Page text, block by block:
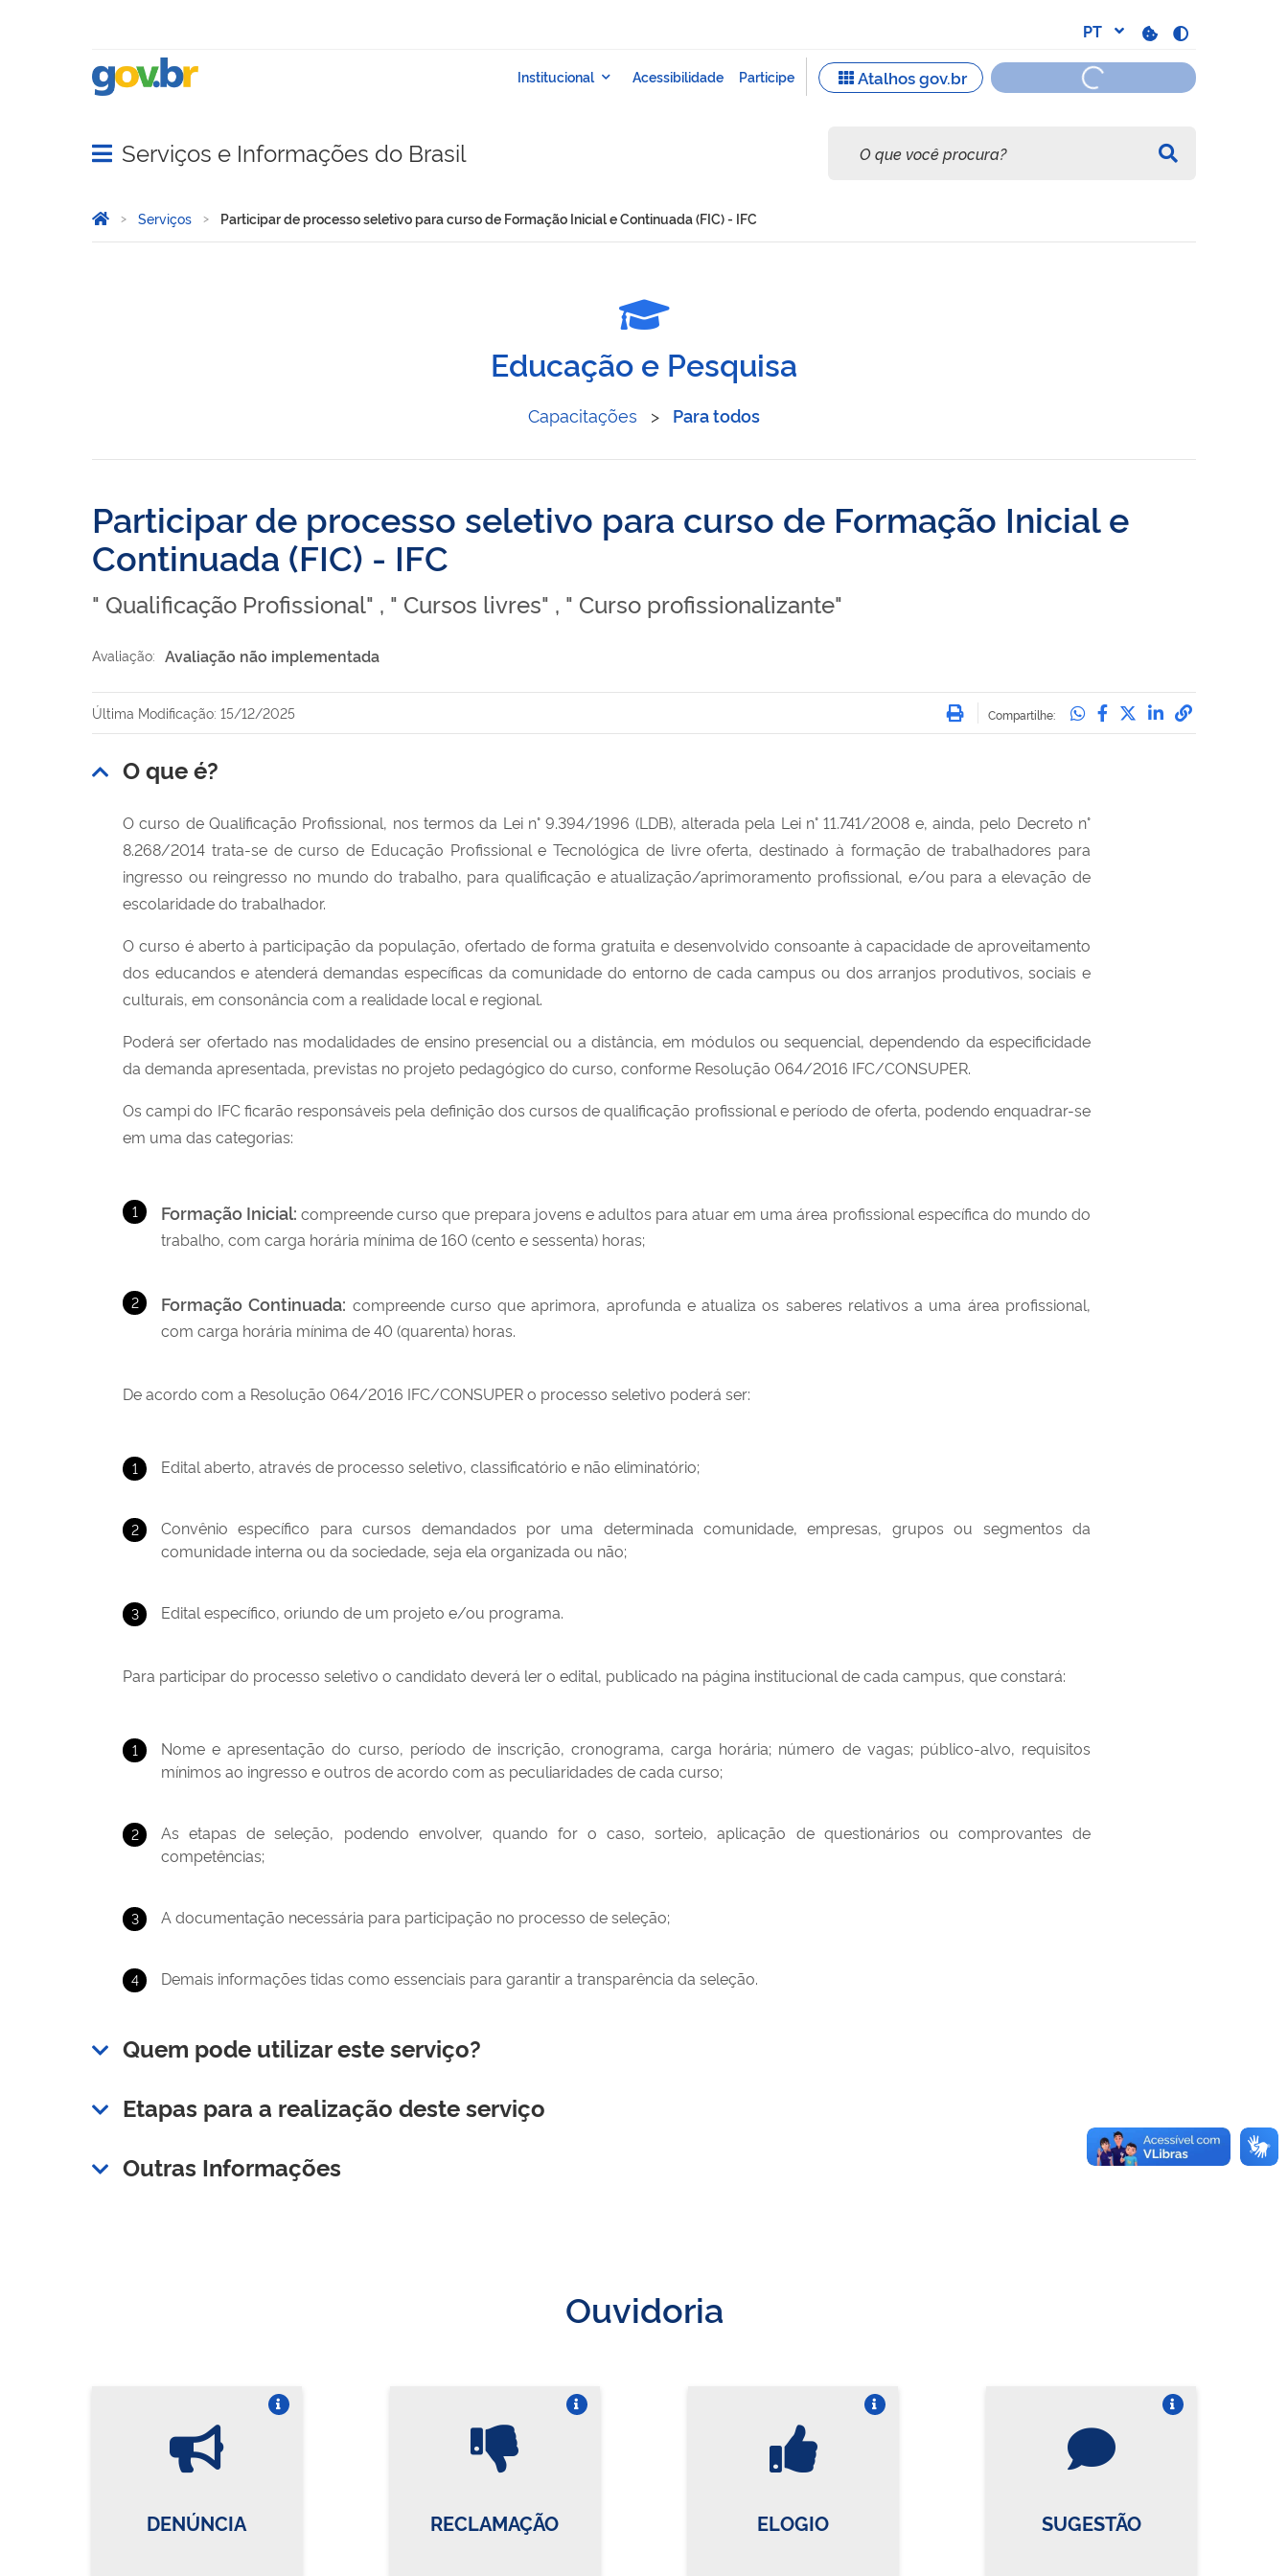
Abrir menu principal de navegação
Serviços e Informações do Brasil
Você está aqui:
Página Inicial
Serviços Participar de processo seletivo para curso de Formação Inicial e Continuada (FIC) - IFC
Educação e Pesquisa
Capacitações > Para todos
Participar de processo seletivo para curso de Formação Inicial e
Continuada (FIC) - IFC
" Qualificação Profissional" , " Cursos livres" , " Curso profissionalizante"
Avaliação: Avaliação não implementada
Imprimir
Compartilhe: Compartilhe no
Compartilhe no
Compartilhe no
Compartilhe
Última Modificação: 15/12/2025
O que é?
O curso de Qualificação Profissional, nos termos da Lei n° 9.394/1996 (LDB), alterada pela Lei n° 11.741/2008 e, ainda, pelo Decreto n°
8.268/2014 trata-se de curso de Educação Profissional e Tecnológica de livre oferta, destinado à formação de trabalhadores para
ingresso ou reingresso no mundo do trabalho, para qualificação e atualização/aprimoramento profissional, e/ou para a elevação de
escolaridade do trabalhador.
O curso é aberto à participação da população, ofertado de forma gratuita e desenvolvido consoante à capacidade de aproveitamento
dos educandos e atenderá demandas específicas da comunidade do entorno de cada campus ou dos arranjos produtivos, sociais e
culturais, em consonância com a realidade local e regional.
Poderá ser ofertado nas modalidades de ensino presencial ou a distância, em módulos ou sequencial, dependendo da especificidade
da demanda apresentada, previstas no projeto pedagógico do curso, conforme Resolução 064/2016 IFC/CONSUPER.
Os campi do IFC ficarão responsáveis pela definição dos cursos de qualificação profissional e período de oferta, podendo enquadrar-se
em uma das categorias:
Formação Inicial: compreende curso que prepara jovens e adultos para atuar em uma área profissional específica do mundo do
trabalho, com carga horária mínima de 160 (cento e sessenta) horas;
Formação Continuada: compreende curso que aprimora, aprofunda e atualiza os saberes relativos a uma área profissional,
com carga horária mínima de 40 (quarenta) horas.
De acordo com a Resolução 064/2016 IFC/CONSUPER o processo seletivo poderá ser:
Edital aberto, através de processo seletivo, classificatório e não eliminatório;
Convênio específico para cursos demandados por uma determinada comunidade, empresas, grupos ou segmentos da
comunidade interna ou da sociedade, seja ela organizada ou não;
Edital específico, oriundo de um projeto e/ou programa.
Para participar do processo seletivo o candidato deverá ler o edital, publicado na página institucional de cada campus, que constará:
Nome e apresentação do curso, período de inscrição, cronograma, carga horária; número de vagas; público-alvo, requisitos
mínimos ao ingresso e outros de acordo com as peculiaridades de cada curso;
As etapas de seleção, podendo envolver, quando for o caso, sorteio, aplicação de questionários ou comprovantes de
competências;
A documentação necessária para participação no processo de seleção;
Demais informações tidas como essenciais para garantir a transparência da seleção.
Quem pode utilizar este serviço?
Etapas para a realização deste serviço
Outras Informações
Ouvidoria
DENÚNCIA RECLAMAÇÃO ELOGIO SUGESTÃO